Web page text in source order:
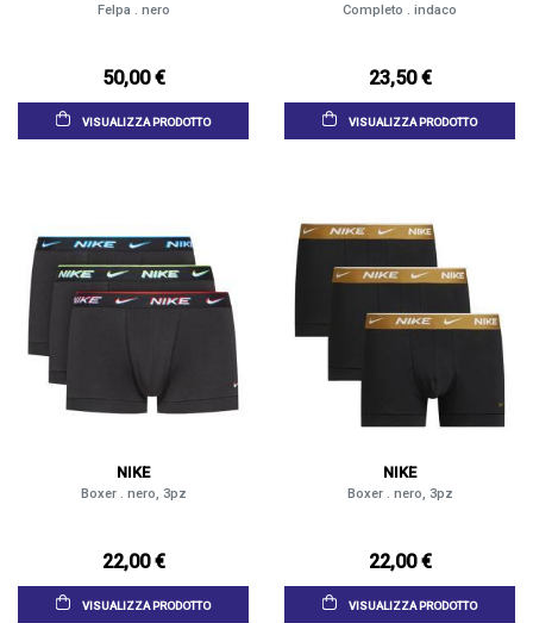
Felpa . nero
50,00 €
VISUALIZZA PRODOTTO
Completo . indaco
23,50 €
VISUALIZZA PRODOTTO
NIKE
Boxer . nero, 3pz
22,00 €
VISUALIZZA PRODOTTO
NIKE
Boxer . nero, 3pz
22,00 €
VISUALIZZA PRODOTTO